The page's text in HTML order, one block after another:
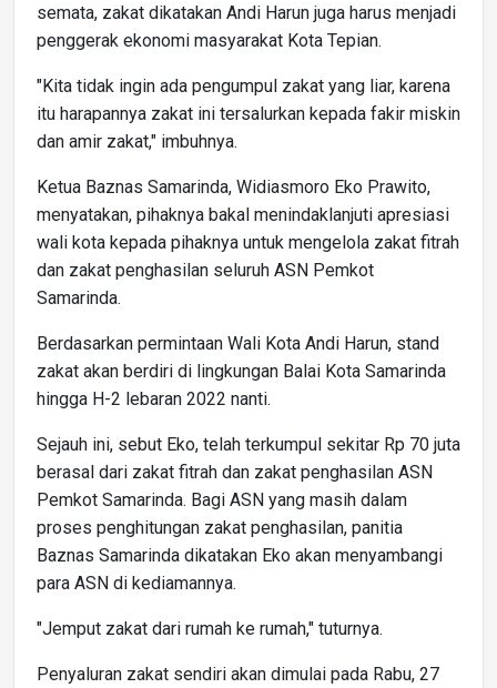
semata, zakat dikatakan Andi Harun juga harus menjadi
penggerak ekonomi masyarakat Kota Tepian.
"Kita tidak ingin ada pengumpul zakat yang liar, karena
itu harapannya zakat ini tersalurkan kepada fakir miskin
dan amir zakat," imbuhnya.
Ketua Baznas Samarinda, Widiasmoro Eko Prawito,
menyatakan, pihaknya bakal menindaklanjuti apresiasi
wali kota kepada pihaknya untuk mengelola zakat fitrah
dan zakat penghasilan seluruh ASN Pemkot
Samarinda.
Berdasarkan permintaan Wali Kota Andi Harun, stand
zakat akan berdiri di lingkungan Balai Kota Samarinda
hingga H-2 lebaran 2022 nanti.
Sejauh ini, sebut Eko, telah terkumpul sekitar Rp 70 juta
berasal dari zakat fitrah dan zakat penghasilan ASN
Pemkot Samarinda. Bagi ASN yang masih dalam
proses penghitungan zakat penghasilan, panitia
Baznas Samarinda dikatakan Eko akan menyambangi
para ASN di kediamannya.
"Jemput zakat dari rumah ke rumah," tuturnya.
Penyaluran zakat sendiri akan dimulai pada Rabu, 27